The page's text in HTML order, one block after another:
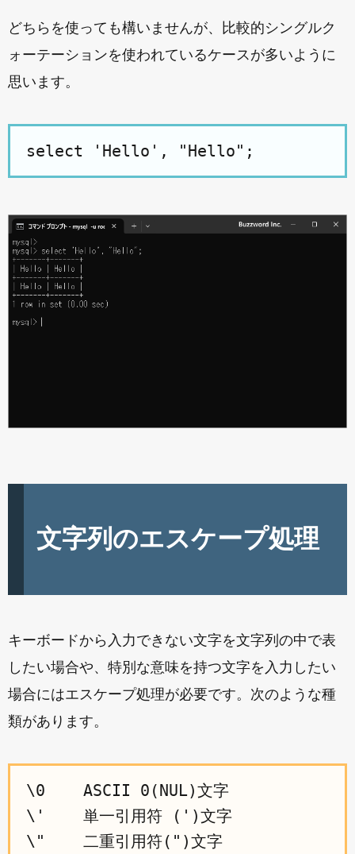
どちらを使っても構いませんが、比較的シングルク
ォーテーションを使われているケースが多いように
思います。
select 'Hello', "Hello";
文字列のエスケープ処理
キーボードから入力できない文字を文字列の中で表
したい場合や、特別な意味を持つ文字を入力したい
場合にはエスケープ処理が必要です。次のような種
類があります。
\0    ASCII 0(NUL)文字
\'    単一引用符 (')文字
\"    二重引用符(")文字